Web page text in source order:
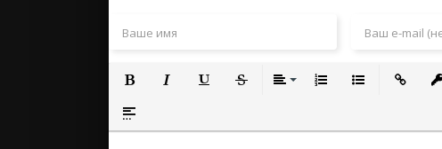
Полужирный
Вставка спойлера